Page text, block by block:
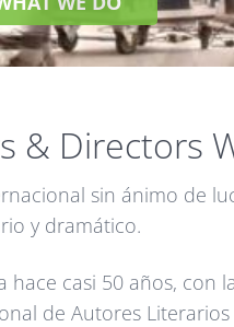
& Directors
sin ánimo de
y dramático.
hace casi 50 años,
de Autores